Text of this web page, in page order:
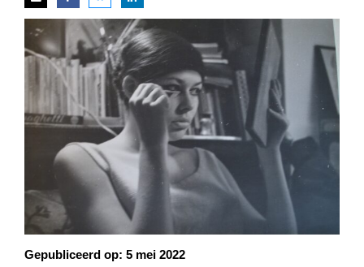
Gepubliceerd op: 5 mei 2022